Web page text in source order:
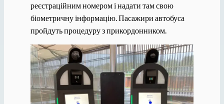
реєстраційним номером і надати там свою
біометричну інформацію. Пасажири автобуса
пройдуть процедуру з прикордонником.